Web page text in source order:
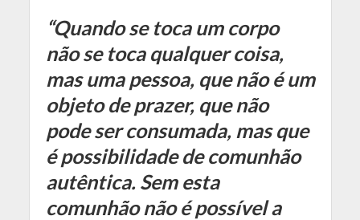
“Quando se toca um corpo
não se toca qualquer coisa,
mas uma pessoa, que não é um
objeto de prazer, que não
pode ser consumada, mas que
é possibilidade de comunhão
autêntica. Sem esta
comunhão não é possível a